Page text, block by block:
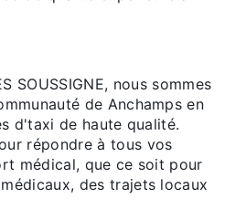
SOUSSIGNE, nous sommes
de Anchamps en
d'taxi de haute qualité.
répondre à tous vos
médical, que ce soit pour
des trajets locaux